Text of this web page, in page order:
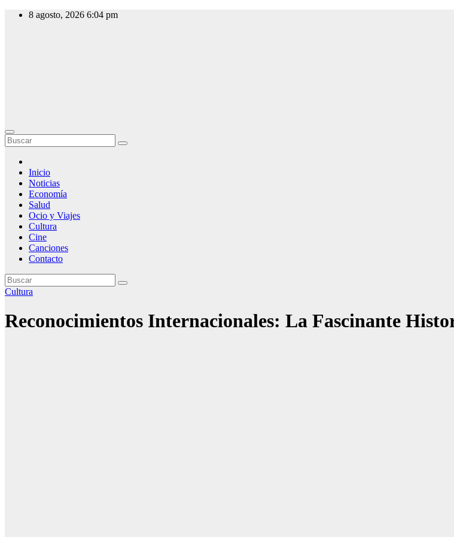
Saltar
8 agosto, 2026 6:04 pm
Inicio
Noticias
Economía
Salud
Ocio y Viajes
Cultura
Cine
Canciones
Contacto
Cultura
Reconocimientos Internacionales: La Fascinante